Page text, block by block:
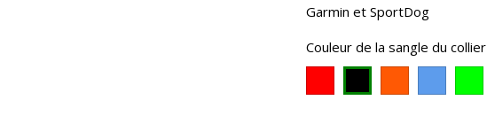
Garmin et SportDog
Couleur de la sangle du collier